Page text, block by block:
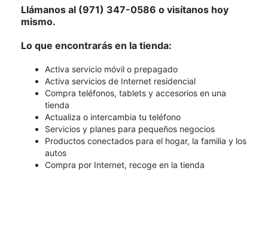
Llámanos al (971) 347-0586 o visítanos hoy
mismo.
Lo que encontrarás en la tienda:
Activa servicio móvil o prepagado
Activa servicios de Internet residencial
Compra teléfonos, tablets y accesorios en una
tienda
Actualiza o intercambia tu teléfono
Servicios y planes para pequeños negocios
Productos conectados para el hogar, la familia y los
autos
Compra por Internet, recoge en la tienda